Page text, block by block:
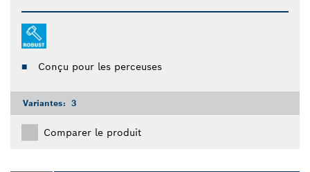
Conçu pour les perceuses
Variantes: 3
Comparer le produit